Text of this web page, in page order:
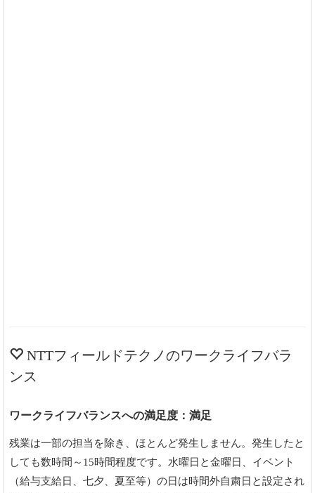
NTTフィールドテクノのワークライフバラ
ンス
ワークライフバランスへの満足度：満足
残業は一部の担当を除き、ほとんど発生しません。発生したと
しても数時間～15時間程度です。水曜日と金曜日、イベント
（給与支給日、七夕、夏至等）の日は時間外自粛日と設定され